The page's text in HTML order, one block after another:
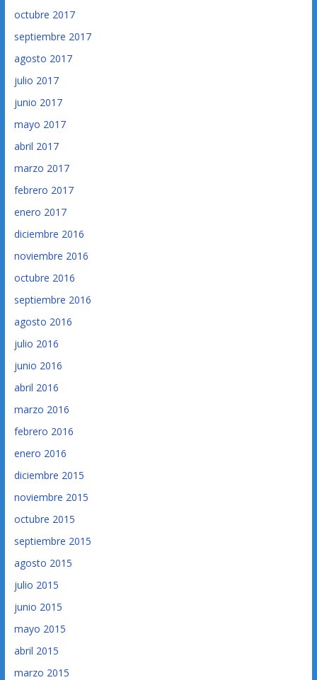
octubre 2017
septiembre 2017
agosto 2017
julio 2017
junio 2017
mayo 2017
abril 2017
marzo 2017
febrero 2017
enero 2017
diciembre 2016
noviembre 2016
octubre 2016
septiembre 2016
agosto 2016
julio 2016
junio 2016
abril 2016
marzo 2016
febrero 2016
enero 2016
diciembre 2015
noviembre 2015
octubre 2015
septiembre 2015
agosto 2015
julio 2015
junio 2015
mayo 2015
abril 2015
marzo 2015